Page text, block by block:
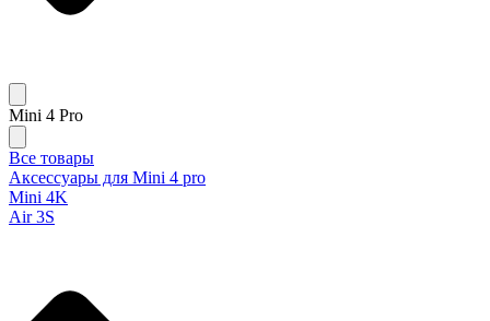
Mini 4 Pro
Все товары
Аксессуары для Mini 4 pro
Mini 4K
Air 3S